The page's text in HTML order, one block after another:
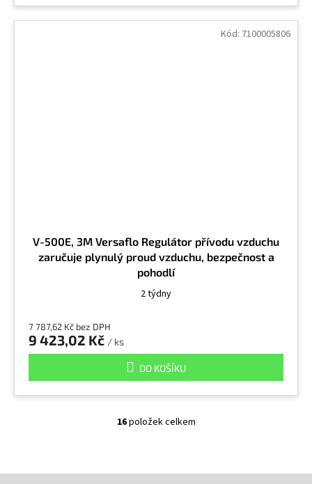
V-500E, 3M Versaflo Regulátor přívodu vzduchu
zaručuje plynulý proud vzduchu, bezpečnost a
pohodlí
2 týdny
7 787,62 Kč bez DPH
9 423,02 Kč / ks
DO KOŠÍKU
Kód: 7100005806
O
16položek celkem